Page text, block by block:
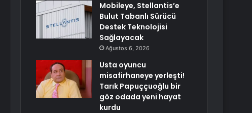
Mobileye, Stellantis’e
Bulut Tabanlı Sürücü
Destek Teknolojisi
Sağlayacak
Ağustos 6, 2026
Usta oyuncu
misafirhaneye yerleşti!
Tarık Papuççuoğlu bir
göz odada yeni hayat
kurdu